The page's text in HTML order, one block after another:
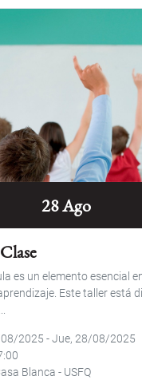
28 Ago
es un elemento esencial
Este taller está
2025 -Jue, 28/08/2025
Blanca - USFQ